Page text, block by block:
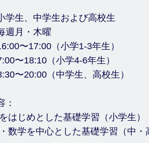
学生、中学生および高校生
週月・木曜
17:00（小学1-3年生）
18:10（小学4-6年生）
20:00（中学生、高校生）
：
じめとした基礎学習（小学生）
学を中心とした基礎学習（中・